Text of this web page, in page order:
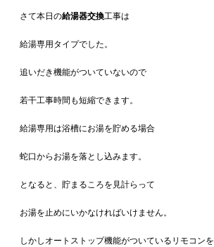
さて本日の給湯器交換工事は
給湯専用タイプでした。
追いだき機能がついていないので
若干工事時間も短縮できます。
給湯専用は浴槽にお湯を貯める場合
蛇口からお湯を落とし込みます。
となると、貯まるころを見計らって
お湯を止めにいかなければいけません。
しかしオートストップ機能がついているリモコンを